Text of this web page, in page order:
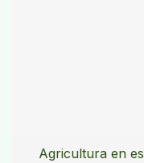
Agricultura en